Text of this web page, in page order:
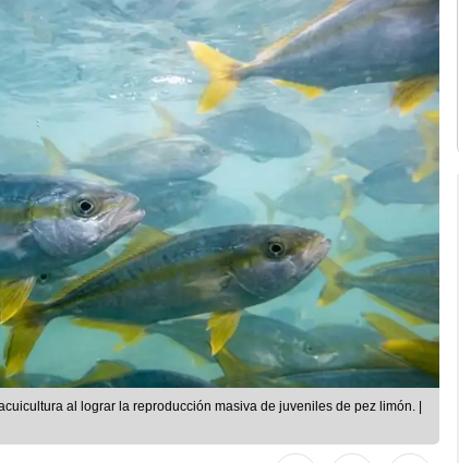
al lograr la reproducción masiva de juveniles de pez limón. |